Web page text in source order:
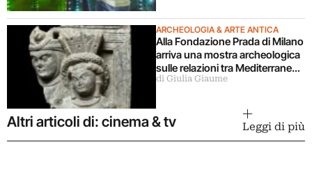
ARCHEOLOGIA & ARTE ANTICA
Alla Fondazione Prada di Milano
arriva una mostra archeologica
sulle relazioni tra Mediterraneo
e Asia
di Giulia Giaume
Altri articoli di: cinema & tv Leggi di più